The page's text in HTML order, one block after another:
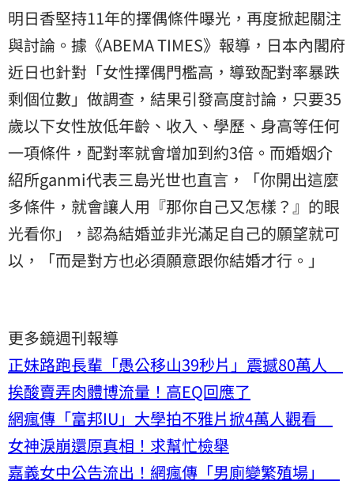
明日香堅持11年的擇偶條件曝光，再度掀起關注
與討論。據《ABEMA TIMES》報導，日本內閣府
近日也針對「女性擇偶門檻高，導致配對率暴跌
剩個位數」做調查，結果引發高度討論，只要35
歲以下女性放低年齡、收入、學歷、身高等任何
一項條件，配對率就會增加到約3倍。而婚姻介
紹所ganmi代表三島光世也直言，「你開出這麼
多條件，就會讓人用『那你自己又怎樣？』的眼
光看你」，認為結婚並非光滿足自己的願望就可
以，「而是對方也必須願意跟你結婚才行。」
更多鏡週刊報導
正妹路跑長輩「愚公移山39秒片」震撼80萬人
挨酸賣弄肉體博流量！高EQ回應了
網瘋傳「富邦IU」大學拍不雅片掀4萬人觀看
女神淚崩還原真相！求幫忙檢舉
嘉義女中公告流出！網瘋傳「男廁變繁殖場」